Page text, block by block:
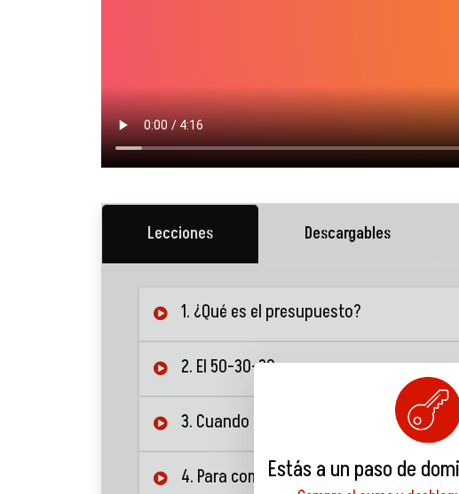
Lecciones Descargables
1. ¿Qué es el presupuesto?
2. El 50-30-20
3. Cuando hay deuda
4. Para comprar una casa
Estás a un paso de